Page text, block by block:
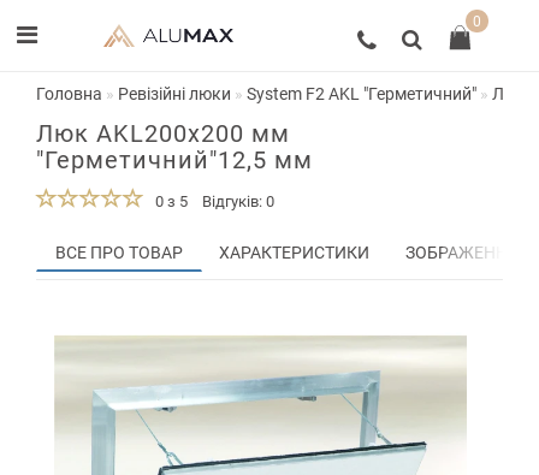
0
Головна Ревізійні люки System F2 AKL "Герметичний" Люк
Люк AKL200x200 мм
"Герметичний"12,5 мм
0 з 5 Відгуків: 0
ВСЕ ПРО ТОВАР ХАРАКТЕРИСТИКИ ЗОБРАЖЕННЯ